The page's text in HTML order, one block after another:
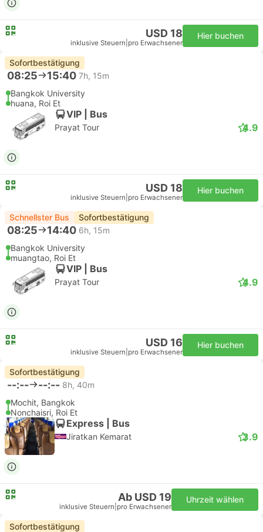
USD 18
inklusive Steuern pro Erwachsener
Hier buchen
Sofortbestätigung
08:25 15:40 7h, 15m
Bangkok University
huana, Roi Et
VIP | Bus
Prayat Tour 4.9
USD 18
inklusive Steuern pro Erwachsener
Hier buchen
Schnellster Bus Sofortbestätigung
08:25 14:40 6h, 15m
Bangkok University
muangtao, Roi Et
VIP | Bus
Prayat Tour 4.9
USD 16
inklusive Steuern pro Erwachsener
Hier buchen
Sofortbestätigung
--:-- --:-- 8h, 40m
Mochit, Bangkok
Nonchaisri, Roi Et
Express | Bus
Jiratkan Kemarat 3.9
Ab USD 19
inklusive Steuern pro Erwachsener
Uhrzeit wählen
Sofortbestätigung